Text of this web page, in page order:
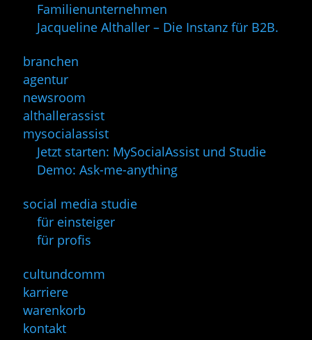
Familienunternehmen
Jacqueline Althaller – Die Instanz für B2B.
branchen
agentur
newsroom
althallerassist
mysocialassist
Jetzt starten: MySocialAssist und Studie
Demo: Ask-me-anything
social media studie
für einsteiger
für profis
cultundcomm
karriere
warenkorb
kontakt